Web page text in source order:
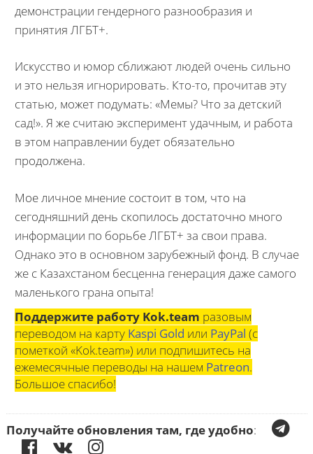
демонстрации гендерного разнообразия и
принятия ЛГБТ+.
Искусство и юмор сближают людей очень сильно
и это нельзя игнорировать. Кто-то, прочитав эту
статью, может подумать: «Мемы? Что за детский
сад!». Я же считаю эксперимент удачным, и работа
в этом направлении будет обязательно
продолжена.
Мое личное мнение состоит в том, что на
сегодняшний день скопилось достаточно много
информации по борьбе ЛГБТ+ за свои права.
Однако это в основном зарубежный фонд. В случае
же с Казахстаном бесценна генерация даже самого
маленького грана опыта!
Поддержите работу Kok.team разовым
переводом на карту Kaspi Gold или PayPal (с
пометкой «Kok.team») или подпишитесь на
ежемесячные переводы на нашем Patreon.
Большое спасибо!
Получайте обновления там, где удобно: